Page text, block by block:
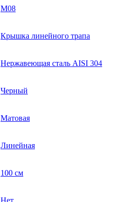
M08
Крышка линейного трапа
Нержавеющая сталь AISI 304
Черный
Матовая
Линейная
100 см